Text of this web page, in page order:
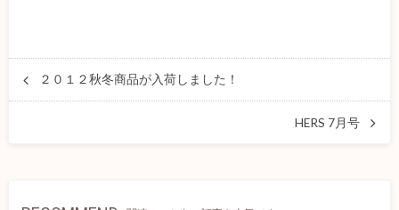
２０１２秋冬商品が入荷しました！
HERS 7月号